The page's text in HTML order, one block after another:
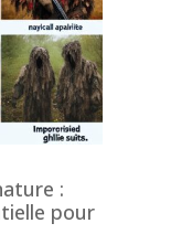
:
pour